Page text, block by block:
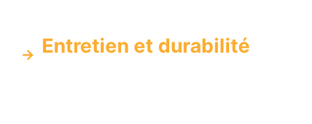
Entretien et durabilité